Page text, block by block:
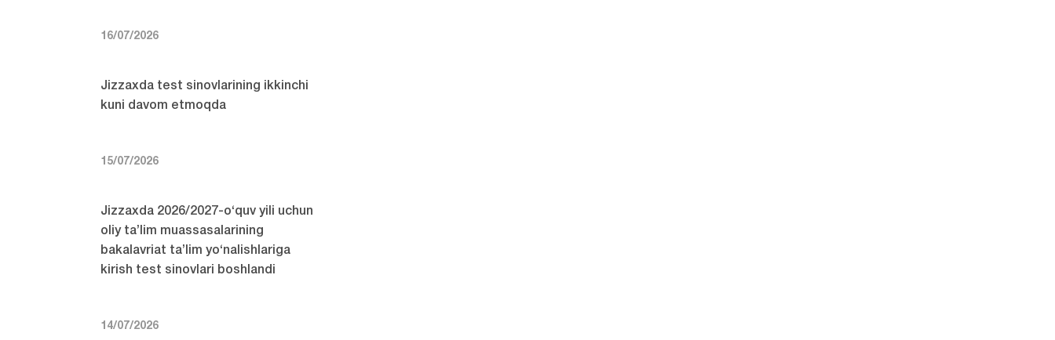
16/07/2026
Jizzaxda test sinovlarining ikkinchi
kuni davom etmoqda
15/07/2026
Jizzaxda 2026/2027-o‘quv yili uchun
oliy ta’lim muassasalarining
bakalavriat ta’lim yo‘nalishlariga
kirish test sinovlari boshlandi
14/07/2026